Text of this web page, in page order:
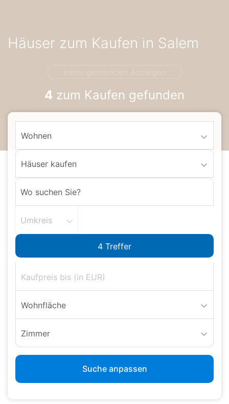
zur
Navigation
Häuser zum Kaufen in Salem
4 zum Kaufen gefunden
Wohnen
Häuser kaufen
Umkreis
Wohnfläche
Zimmer
Suche anpassen